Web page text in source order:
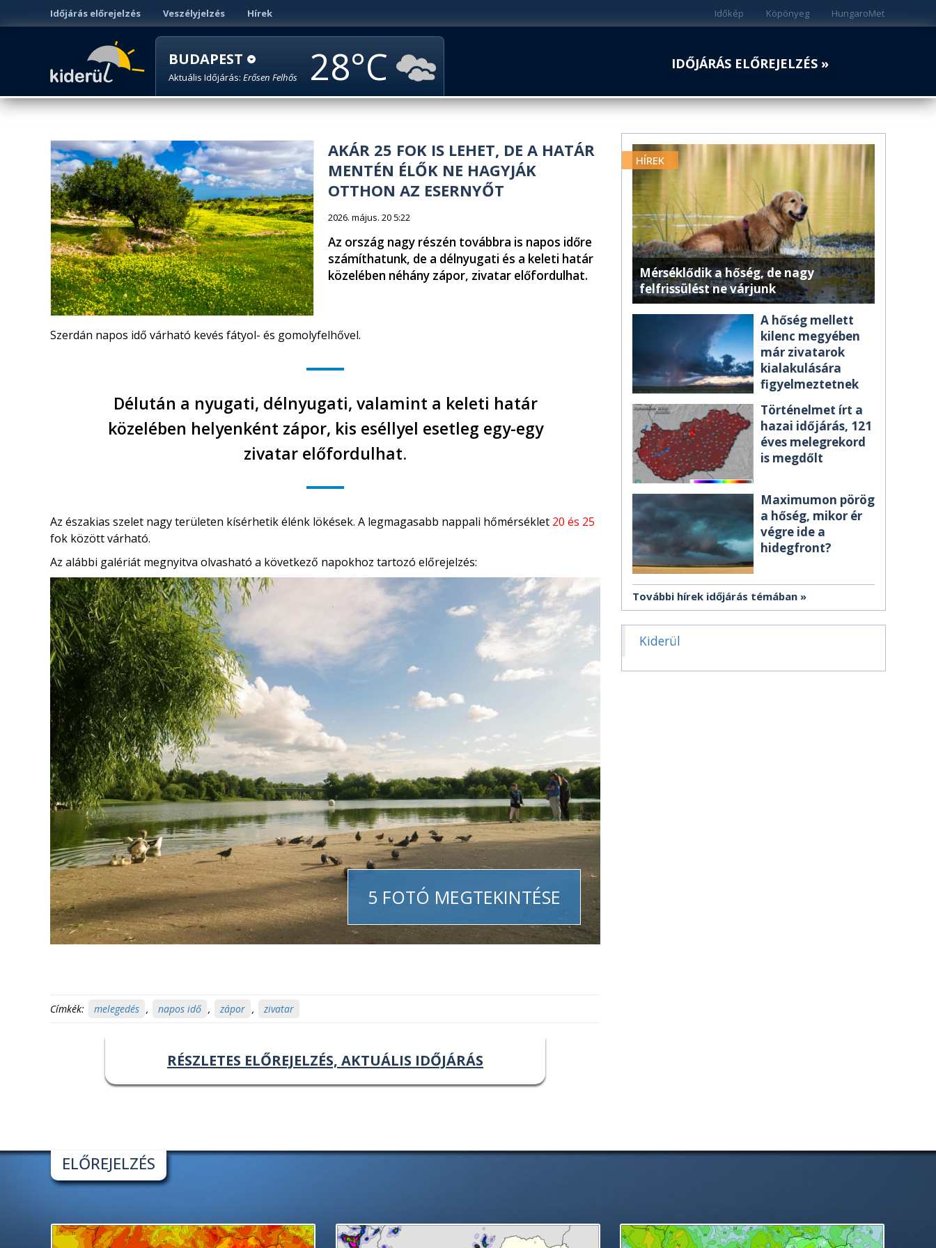
Időjárás előrejelzés Veszélyjelzés Hírek HungaroMet
Köpönyeg
Időkép
BUDAPEST
Aktuális Időjárás: Erősen Felhős 28 IDŐJÁRÁS ELŐREJELZÉS »
AKÁR 25 FOK IS LEHET, DE A HATÁR
MENTÉN ÉLŐK NE HAGYJÁK
OTTHON AZ ESERNYŐT
2026. május. 20 5:22
Az ország nagy részén továbbra is napos időre
számíthatunk, de a délnyugati és a keleti határ
közelében néhány zápor, zivatar előfordulhat.
Szerdán napos idő várható kevés fátyol- és gomolyfelhővel.
Délután a nyugati, délnyugati, valamint a keleti határ
közelében helyenként zápor, kis eséllyel esetleg egy-egy
zivatar előfordulhat.
Az északias szelet nagy területen kísérhetik élénk lökések. A legmagasabb nappali hőmérséklet 20 és 25
fok között várható.
Az alábbi galériát megnyitva olvasható a következő napokhoz tartozó előrejelzés:
5 FOTÓ MEGTEKINTÉSE
Címkék: melegedés , napos idő , zápor , zivatar
RÉSZLETES ELŐREJELZÉS, AKTUÁLIS IDŐJÁRÁS
HÍREK
Mérséklődik a hőség, de nagy
felfrissülést ne várjunk
A hőség mellett
kilenc megyében
már zivatarok
kialakulására
figyelmeztetnek
Történelmet írt a
hazai időjárás, 121
éves melegrekord
is megdőlt
Maximumon pörög
a hőség, mikor ér
végre ide a
hidegfront?
További hírek időjárás témában
Kiderül
ELŐREJELZÉS